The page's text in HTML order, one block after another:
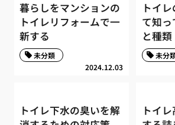
暮らしをマンションの
トイレリフォームで一
新する
2024.12.03
未分類
トイ
て知
と種類
未分
トイレ下水の臭いを解
トイ